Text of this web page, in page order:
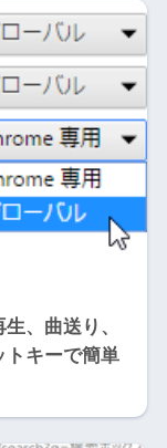
、曲送り、
トキーで簡単